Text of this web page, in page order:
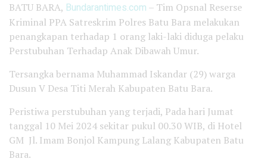
BATU BARA, Bundarantimes.com – Tim Opsnal Reserse
Kriminal PPA Satreskrim Polres Batu Bara melakukan
penangkapan terhadap 1 orang laki-laki diduga pelaku
Perstubuhan Terhadap Anak Dibawah Umur.
Tersangka bernama Muhammad Iskandar (29) warga
Dusun V Desa Titi Merah Kabupaten Batu Bara.
Peristiwa perstubuhan yang terjadi, Pada hari Jumat
tanggal 10 Mei 2024 sekitar pukul 00.30 WIB, di Hotel
GM Jl. Imam Bonjol Kampung Lalang Kabupaten Batu
Bara.